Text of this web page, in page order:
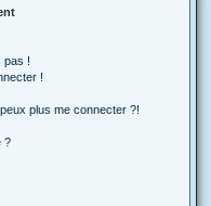
pas !
!
plus me connecter ?!
?